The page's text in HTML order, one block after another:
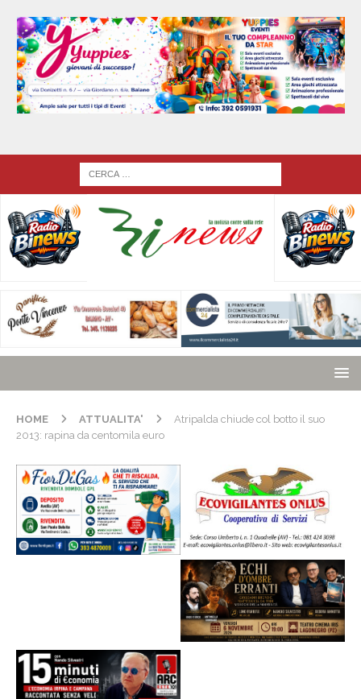
HOME ATTUALITA'
Atripalda chiude col botto il suo
2013: rapina da centomila euro